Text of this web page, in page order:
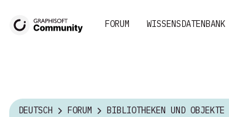
FORUM WISSENSDATENBANK
DEUTSCH FORUM BIBLIOTHEKEN UND OBJEKTE